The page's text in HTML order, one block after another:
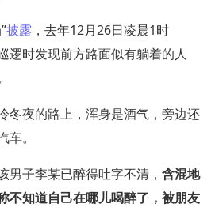
披露 ，去年12月26日凌晨1时
逻时发现前方路面似有躺着的人
冬夜的路上，浑身是酒气，旁边还
。
男子李某已醉得吐字不清， 含混地
不知道自己在哪儿喝醉了，被朋友